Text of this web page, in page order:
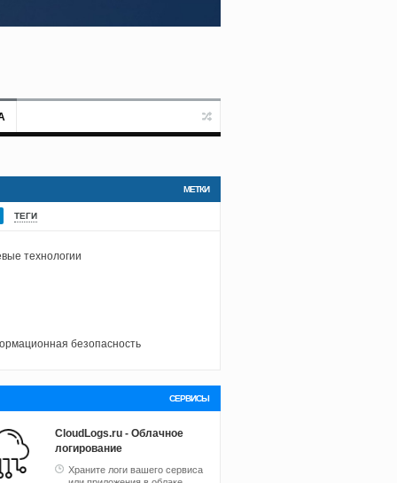
МЕТКИ
ТЕГИ
технологии
безопасность
СЕРВИСЫ
CloudLogs.ru - Облачное
логирование
Храните логи вашего сервиса